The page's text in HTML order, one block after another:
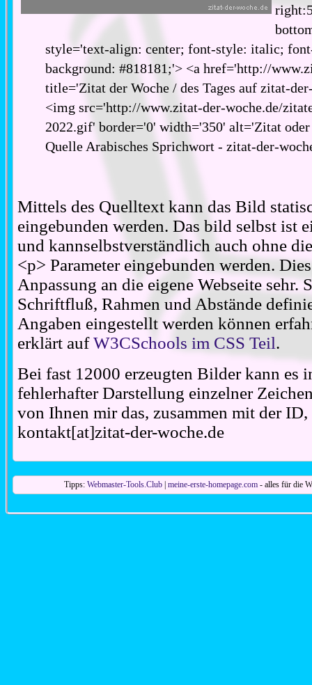
style='text-align: center; font-style: italic;
background: #818181;'> <a href='http://
title='Zitat der Woche / des Tages auf zitat-
<img src='http://www.zitat-der-woche.de/
2022.gif' border='0' width='350' alt='Zitat
Quelle Arabisches Sprichwort - zitat-der-
Mittels des Quelltext kann das Bild
eingebunden werden. Das bild selbst ist
und kannselbstverständlich auch ohne
<p> Parameter eingebunden werden.
Anpassung an die eigene Webseite sehr.
Schriftfluß, Rahmen und Abstände
Angaben eingestellt werden können
erklärt aufW3CSchools im CSS Teil.
Bei fast 12000 erzeugten Bilder kann es
fehlerhafter Darstellung einzelner
von Ihnen mir das, zusammen mit der
kontakt[at]zitat-der-woche.de
Tipps: Webmaster-Tools.Club| meine-erste-homepage.com- alles für die